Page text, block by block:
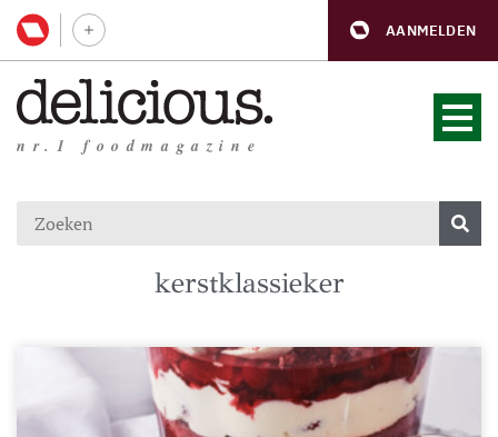
AANMELDEN
nr.1 foodmagazine
kerstklassieker